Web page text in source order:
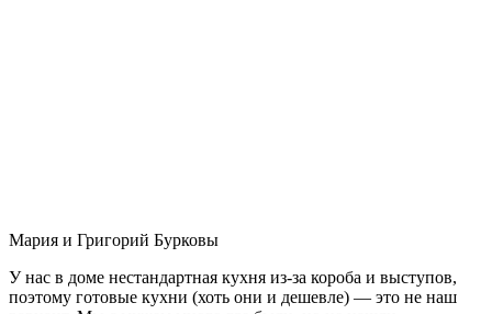
Мария и Григорий Бурковы
У нас в доме нестандартная кухня из-за короба и выступов,
поэтому готовые кухни (хоть они и дешевле) — это не наш